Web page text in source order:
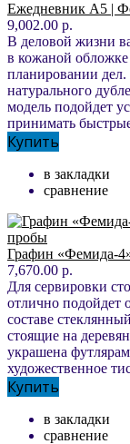
Ежедневник А5 |
9,002.00 р.
В деловой жизни
в кожаной
планировании
натурального
модель подойдет
принимать
Купить
в закладки
сравнение
Графин «Фемида-
7,670.00 р.
Для сервировки
отлично подойдет
составе
стоящие на
украшена
художественное
Купить
в закладки
сравнение